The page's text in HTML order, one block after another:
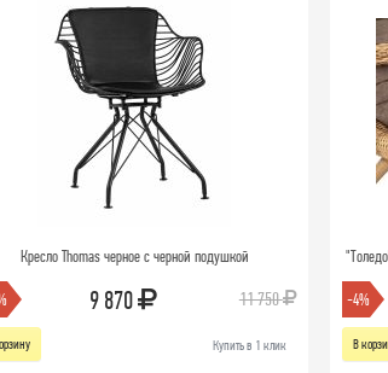
Кресло Thomas черное с черной подушкой
9 870 11 750
Купить в 1 клик
-4%
В